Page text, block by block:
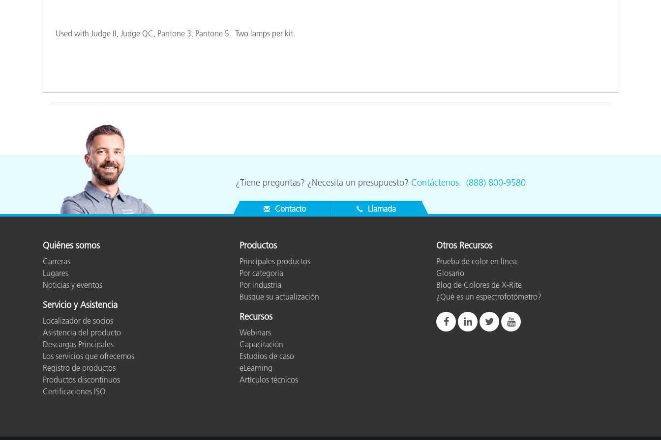
Used with Judge II, Judge QC, Pantone 3, Pantone 5. Two lamps per kit.
¿Tiene preguntas? ¿Necesita un presupuesto? Contáctenos. (888) 800-9580
Contacto Llamada
Quiénes somos
Carreras
Lugares
Noticias y eventos
Servicio y Asistencia
Localizador de socios
Asistencia del producto
Descargas Principales
Los servicios que ofrecemos
Registro de productos
Productos discontinuos
Certificaciones ISO
Productos
Principales productos
Por categoría
Por industria
Busque su actualización
Recursos
Webinars
Capacitación
Estudios de caso
eLearning
Artículos técnicos
Otros Recursos
Prueba de color en línea
Glosario
Blog de Colores de X-Rite
¿Qué es un espectrofotómetro?